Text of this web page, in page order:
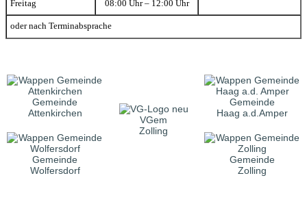
Freitag 08:00 Uhr – 12:00 Uhr
oder nach Terminabsprache
Gemeinde
Attenkirchen
VGem
Zolling
Gemeinde
Haag a.d.Amper
Gemeinde
Wolfersdorf
Gemeinde
Zolling